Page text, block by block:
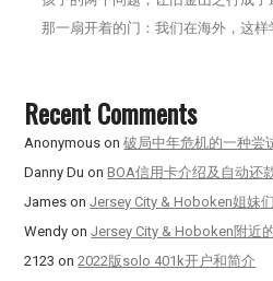
那一扇开着的门：我们在海外，这样
Recent Comments
Anonymous on破局中年危机的一种尝
Danny Du onBOA信用卡介绍及自动还
James onJersey City & Hoboken姐妹
Wendy onJersey City & Hoboken附近
2123 on2022版solo 401k开户和简介